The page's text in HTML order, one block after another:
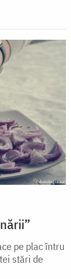
pe plac întru
stări de